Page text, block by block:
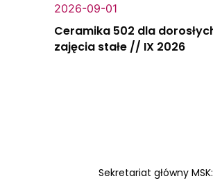
2026-09-01
Ceramika 502 dla
zajęcia stałe // IX 2026
Sekretariat główny MSK: